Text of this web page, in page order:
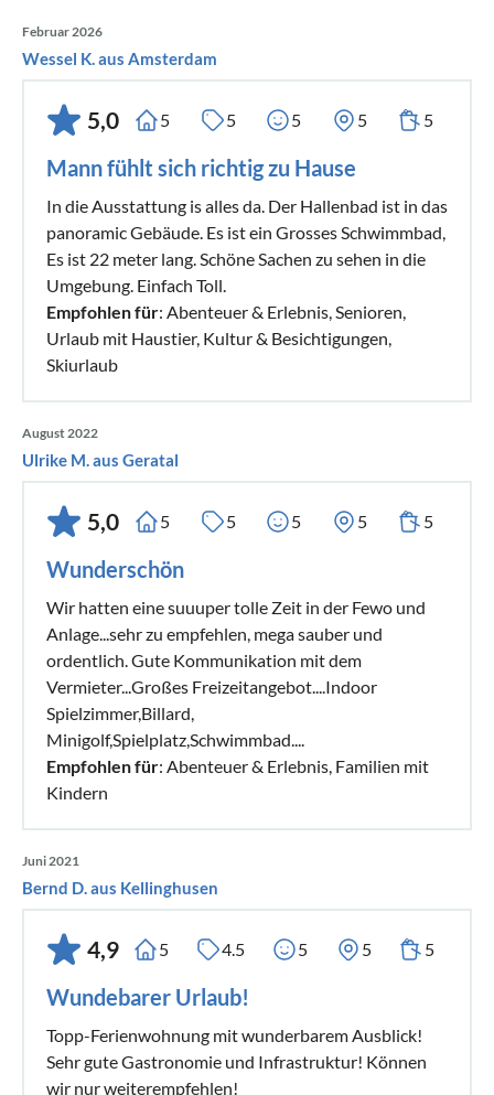
Februar 2026
Wessel K. aus Amsterdam
5,0 5 5 5 5 5
Mann fühlt sich richtig zu Hause
In die Ausstattung is alles da. Der Hallenbad ist in das
panoramic Gebäude. Es ist ein Grosses Schwimmbad,
Es ist 22 meter lang. Schöne Sachen zu sehen in die
Umgebung. Einfach Toll.
Empfohlen für: Abenteuer & Erlebnis, Senioren,
Urlaub mit Haustier, Kultur & Besichtigungen,
Skiurlaub
August 2022
Ulrike M. aus Geratal
5,0 5 5 5 5 5
Wunderschön
Wir hatten eine suuuper tolle Zeit in der Fewo und
Anlage...sehr zu empfehlen, mega sauber und
ordentlich. Gute Kommunikation mit dem
Vermieter...Großes Freizeitangebot....Indoor
Spielzimmer,Billard,
Minigolf,Spielplatz,Schwimmbad....
Empfohlen für: Abenteuer & Erlebnis, Familien mit
Kindern
Juni 2021
Bernd D. aus Kellinghusen
4,9 5 4.5 5 5 5
Wundebarer Urlaub!
Topp-Ferienwohnung mit wunderbarem Ausblick!
Sehr gute Gastronomie und Infrastruktur! Können
wir nur weiterempfehlen!